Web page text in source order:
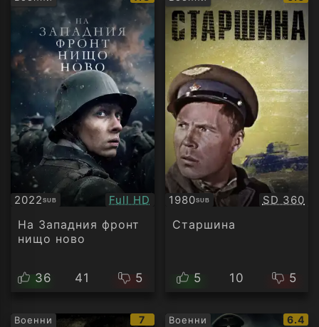
рейтинг:
2022SUB
Субтитри Качество:
Full HD
На Западния фронт
нищо ново
36 41 5
1980SUB
Субтитри SD 360
Старшина
5 10 5
Военни
IMDb
7 Военни
IMDb
6.4